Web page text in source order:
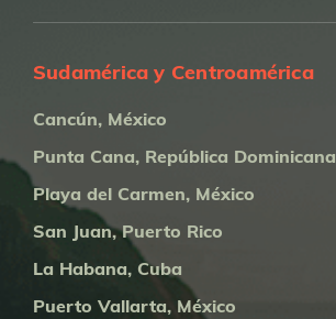
Sudamérica y Centroamérica
Cancún, México
Punta Cana, República Dominicana
Playa del Carmen, México
San Juan, Puerto Rico
La Habana, Cuba
Puerto Vallarta, México